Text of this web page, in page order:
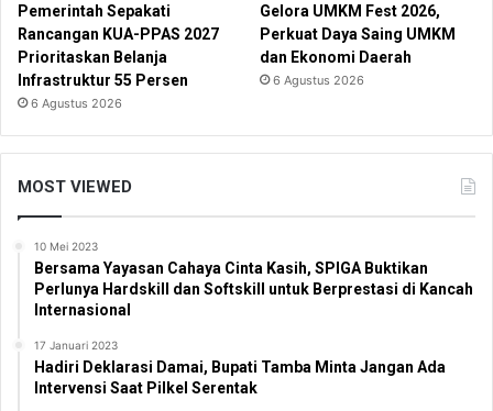
Pemerintah Sepakati
Rancangan KUA-PPAS 2027
Prioritaskan Belanja
Infrastruktur 55 Persen
6 Agustus 2026
Gelora UMKM Fest 2026,
Perkuat Daya Saing UMKM
dan Ekonomi Daerah
6 Agustus 2026
MOST VIEWED
10 Mei 2023
Bersama Yayasan Cahaya Cinta Kasih, SPIGA Buktikan
Perlunya Hardskill dan Softskill untuk Berprestasi di Kancah
Internasional
17 Januari 2023
Hadiri Deklarasi Damai, Bupati Tamba Minta Jangan Ada
Intervensi Saat Pilkel Serentak